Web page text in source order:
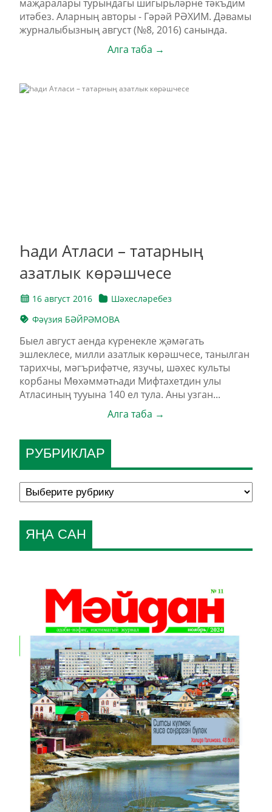
маҗаралары турындагы шигырьләрне тәкъдим
итәбез. Аларның авторы - Гәрәй РӘХИМ. Дәвамы
журналыбызның август (№8, 2016) санында.
Алга таба →
Һади Атласи – татарның
азатлык көрәшчесе
16 август 2016
Шәхесләребез
Фәүзия БӘЙРӘМОВА
Быел август аенда күренекле җәмәгать
эшлеклесе, милли азатлык көрәшчесе, танылган
тарихчы, мәгърифәтче, язучы, шәхес культы
корбаны Мөхәммәтһади Мифтахетдин улы
Атласиның тууына 140 ел тула. Аны узган...
Алга таба →
РУБРИКЛАР
ЯҢА САН